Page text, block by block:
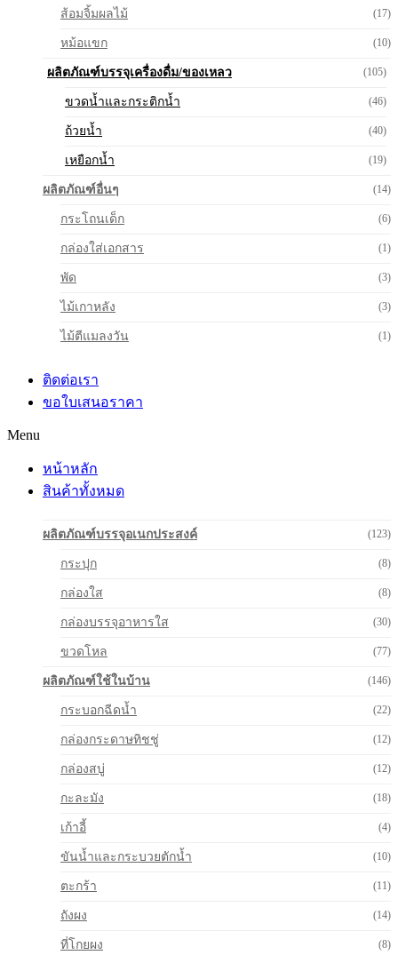
ส้อมจิ้มผลไม้ (17)
หม้อแขก (10)
ผลิตภัณฑ์บรรจุเครื่องดื่ม/ของเหลว (105)
ขวดน้ำและกระติกน้ำ (46)
ถ้วยน้ำ (40)
เหยือกน้ำ (19)
ผลิตภัณฑ์อื่นๆ (14)
กระโถนเด็ก (6)
กล่องใส่เอกสาร (1)
พัด (3)
ไม้เกาหลัง (3)
ไม้ตีแมลงวัน (1)
ติดต่อเรา
ขอใบเสนอราคา
Menu
หน้าหลัก
สินค้าทั้งหมด
ผลิตภัณฑ์บรรจุอเนกประสงค์ (123)
กระปุก (8)
กล่องใส (8)
กล่องบรรจุอาหารใส (30)
ขวดโหล (77)
ผลิตภัณฑ์ใช้ในบ้าน (146)
กระบอกฉีดน้ำ (22)
กล่องกระดาษทิชชู่ (12)
กล่องสบู่ (12)
กะละมัง (18)
เก้าอี้ (4)
ขันน้ำและกระบวยตักน้ำ (10)
ตะกร้า (11)
ถังผง (14)
ที่โกยผง (8)